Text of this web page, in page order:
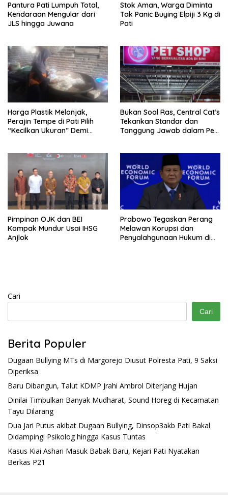
Pantura Pati Lumpuh Total,
Kendaraan Mengular dari
JLS hingga Juwana
Stok Aman, Warga Diminta
Tak Panic Buying Elpiji 3 Kg di
Pati
Harga Plastik Melonjak,
Perajin Tempe di Pati Pilih
“Kecilkan Ukuran” Demi
Bukan Soal Ras, Central Cat’s
Tekankan Standar dan
Tanggung Jawab dalam Pet
Pimpinan OJK dan BEI
Kompak Mundur Usai IHSG
Anjlok
Prabowo Tegaskan Perang
Melawan Korupsi dan
Penyalahgunaan Hukum di
Cari
Cari
Berita Populer
Dugaan Bullying MTs di Margorejo Diusut Polresta Pati, 9 Saksi
Diperiksa
Baru Dibangun, Talut KDMP Jrahi Ambrol Diterjang Hujan
Dinilai Timbulkan Banyak Mudharat, Sound Horeg di Kecamatan
Tayu Dilarang
Dua Jari Putus akibat Dugaan Bullying, Dinsop3akb Pati Bakal
Didampingi Psikolog hingga Kasus Tuntas
Kasus Kiai Ashari Masuk Babak Baru, Kejari Pati Nyatakan
Berkas P21